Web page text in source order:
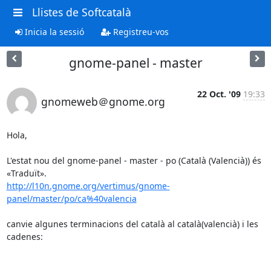
Llistes de Softcatalà
Inicia la sessió Registreu-vos
gnome-panel - master
gnomeweb＠gnome.org
22 Oct. '09 19:33
Hola,
L'estat nou del gnome-panel - master - po (Català (Valencià)) és
http://l10n.gnome.org/vertimus/gnome-
panel/master/po/ca%40valencia
canvie algunes terminacions del català al català(valencià) i les
cadenes: